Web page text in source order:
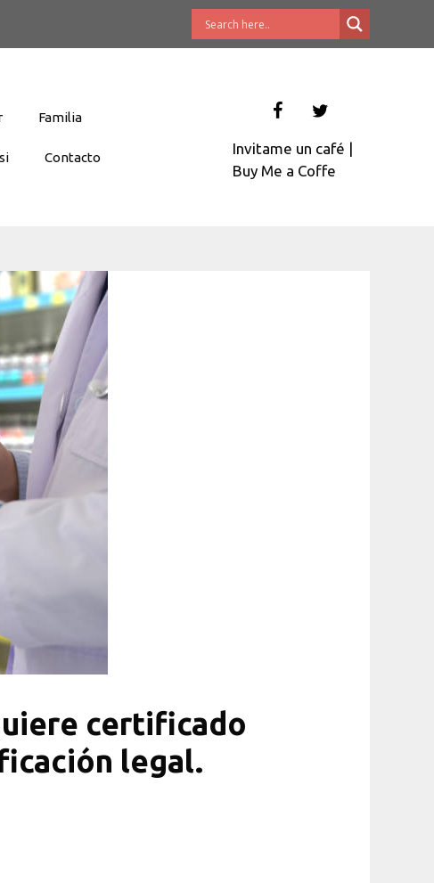
Familia
Contacto
Invitame un café |
Buy Me a Coffe
certificado
legal.